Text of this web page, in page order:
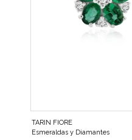
TARIN FIORE
Esmeraldas y Diamantes